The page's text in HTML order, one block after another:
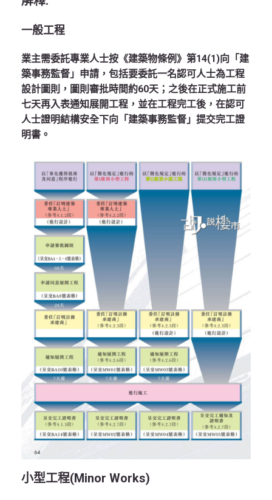
一般工程
業主需委託專業人士按《建築物條例》第14(1)向「建
築事務監督」申請，包括要委託一名認可人士為工程
設計圖則，圖則審批時間約60天；之後在正式施工前
七天再入表通知展開工程，並在工程完工後，在認可
人士證明結構安全下向「建築事務監督」提交完工證
明書。
小型工程(minor Works)